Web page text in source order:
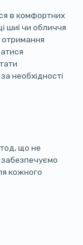
в комфортних
шиї чи обличчя
отримання
необхідності
що не
кожного